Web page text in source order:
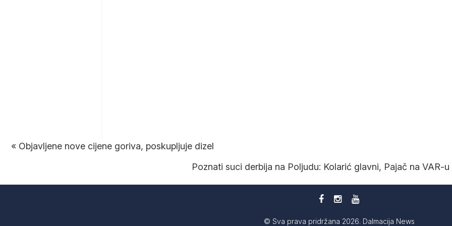
« Objavljene nove cijene goriva, poskupljuje dizel
Poznati suci derbija na Poljudu: Kolarić glavni, Pajač na VAR-u
© Sva prava pridržana 2026. Dalmacija News